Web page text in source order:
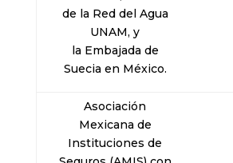
de la Red del Agua
UNAM, y
la Embajada de
Suecia en México.
Asociación
Mexicana de
Instituciones de